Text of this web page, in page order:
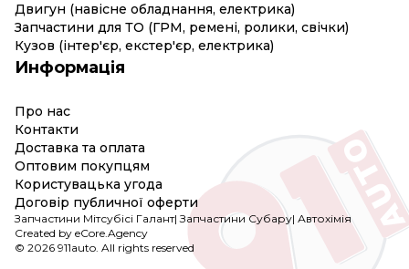
Двигун (навісне обладнання, електрика)
Запчастини для ТО (ГРМ, ремені, ролики, свічки)
Кузов (інтер'єр, екстер'єр, електрика)
Информація
Про нас
Контакти
Доставка та оплата
Оптовим покупцям
Користувацька угода
Договір публичної оферти
Created by eCore.Agency
Запчастини Мітсубісі Галант|Запчастини Субару| Автохімія
© 2026 911auto. All rights reserved